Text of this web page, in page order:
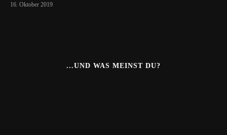
16. Oktober 2019
...UND WAS MEINST DU?